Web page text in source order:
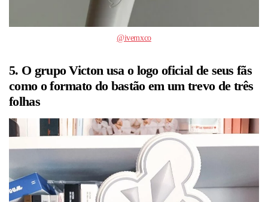
@ivemxco
5. O grupo Victon usa o logo oficial de seus fãs
como o formato do bastão em um trevo de três
folhas